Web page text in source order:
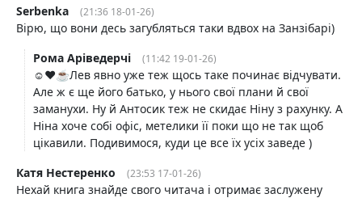
Serbenka
(21:36 18-01-26)
Вірю, що вони десь загубляться таки вдвох на Занзібарі)
Рома Аріведерчі
(11:42 19-01-26)
☺️❤️☕️Лев явно уже теж щось таке починає відчувати.
Але ж є ще його батько, у нього свої плани й свої
заманухи. Ну й Антосик теж не скидає Ніну з рахунку. А
Ніна хоче собі офіс, метелики її поки що не так щоб
цікавили. Подивимося, куди це все їх усіх заведе )
Катя Нестеренко
(23:53 17-01-26)
Нехай книга знайде свого читача і отримає заслужену